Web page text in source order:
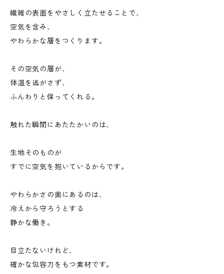
繊維の表面をやさしく立たせることで、
空気を含み、
やわらかな層をつくります。
その空気の層が、
体温を逃がさず、
ふんわりと保ってくれる。
触れた瞬間にあたたかいのは、
生地そのものが
すでに空気を抱いているからです。
やわらかさの奥にあるのは、
冷えから守ろうとする
静かな働き。
目立たないけれど、
確かな包容力をもつ素材です。